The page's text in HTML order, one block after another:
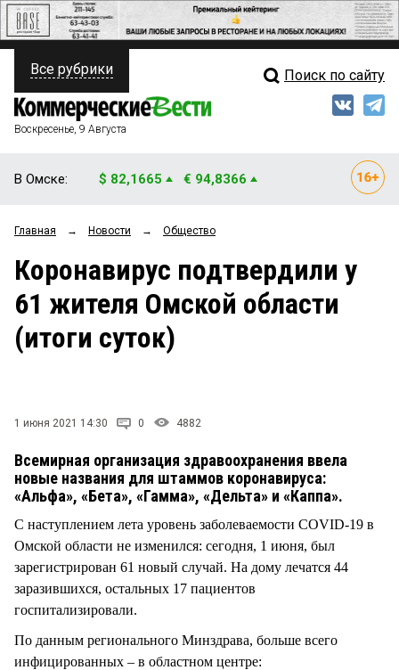
ПОЛИТИКА
ФИНАНСЫ
ОБЩЕСТВО
ЗАКОН
Свежий выпуск
Рейтинги
Блоги
Все рубрики Поиск по сайту
Воскресенье, 9 Августа
В Омске: $ 82,1665 € 94,8366
Главная → Новости → Общество
Коронавирус подтвердили у
61 жителя Омской области
(итоги суток)
1 июня 2021 14:30 0 4882
Всемирная организация здравоохранения ввела
новые названия для штаммов коронавируса:
«Альфа», «Бета», «Гамма», «Дельта» и «Каппа».
С наступлением лета уровень заболеваемости COVID-19 в
Омской области не изменился: сегодня, 1 июня, был
зарегистрирован 61 новый случай. На дому лечатся 44
заразившихся, остальных 17 пациентов
госпитализировали.
По данным регионального Минздрава, больше всего
инфицированных – в областном центре: